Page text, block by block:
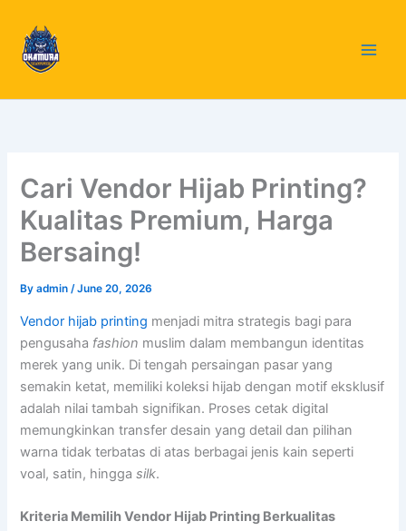
content
Cari Vendor Hijab Printing?
Kualitas Premium, Harga
Bersaing!
Byadmin/June 20, 2026
Vendor hijab printing menjadi mitra strategis bagi para
pengusaha fashion muslim dalam membangun identitas
merek yang unik. Di tengah persaingan pasar yang
semakin ketat, memiliki koleksi hijab dengan motif eksklusif
adalah nilai tambah signifikan. Proses cetak digital
memungkinkan transfer desain yang detail dan pilihan
warna tidak terbatas di atas berbagai jenis kain seperti
voal, satin, hinggasilk.
Kriteria Memilih Vendor Hijab Printing Berkualitas